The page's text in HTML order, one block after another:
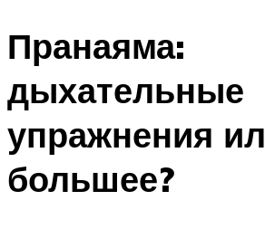
Пранаяма:
дыхательные
упражнения
большее?